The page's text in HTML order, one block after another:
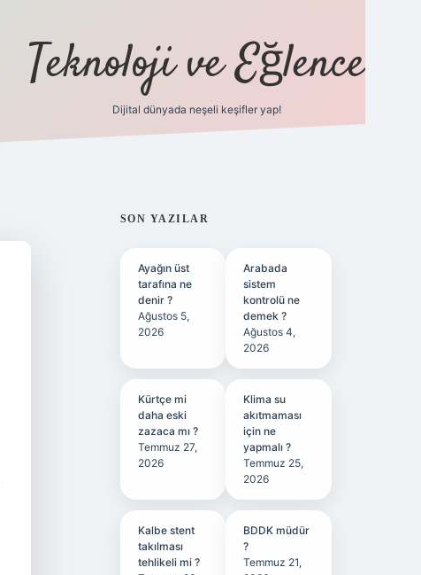
Teknoloji ve Eğlence
Dijital dünyada neşeli keşifler yap!
SIDEBAR
SON YAZILAR
Ayağın üst
tarafına ne
denir ?
Ağustos 5,
2026
Arabada
sistem
kontrolü ne
demek ?
Ağustos 4,
2026
Kürtçe mi
daha eski
zazaca mı ?
Temmuz 27,
2026
Klima su
akıtmaması
için ne
yapmalı ?
Temmuz 25,
2026
Kalbe stent
takılması
tehlikeli mi ?
BDDK müdür
?
Temmuz 21,